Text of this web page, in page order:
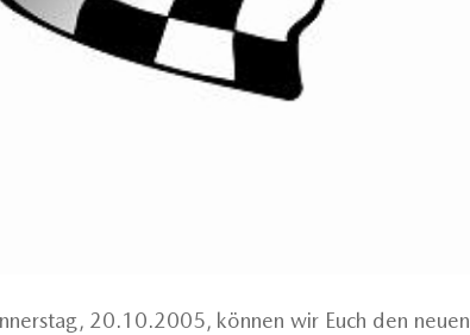
20.10.2005, können wir Euch den neuen